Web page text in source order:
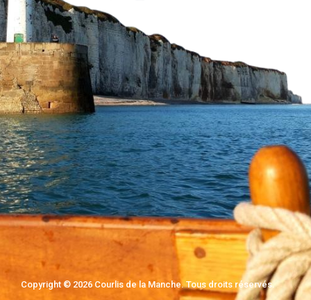
Copyright © 2026 Courlis de la Manche. Tous droits réservés.